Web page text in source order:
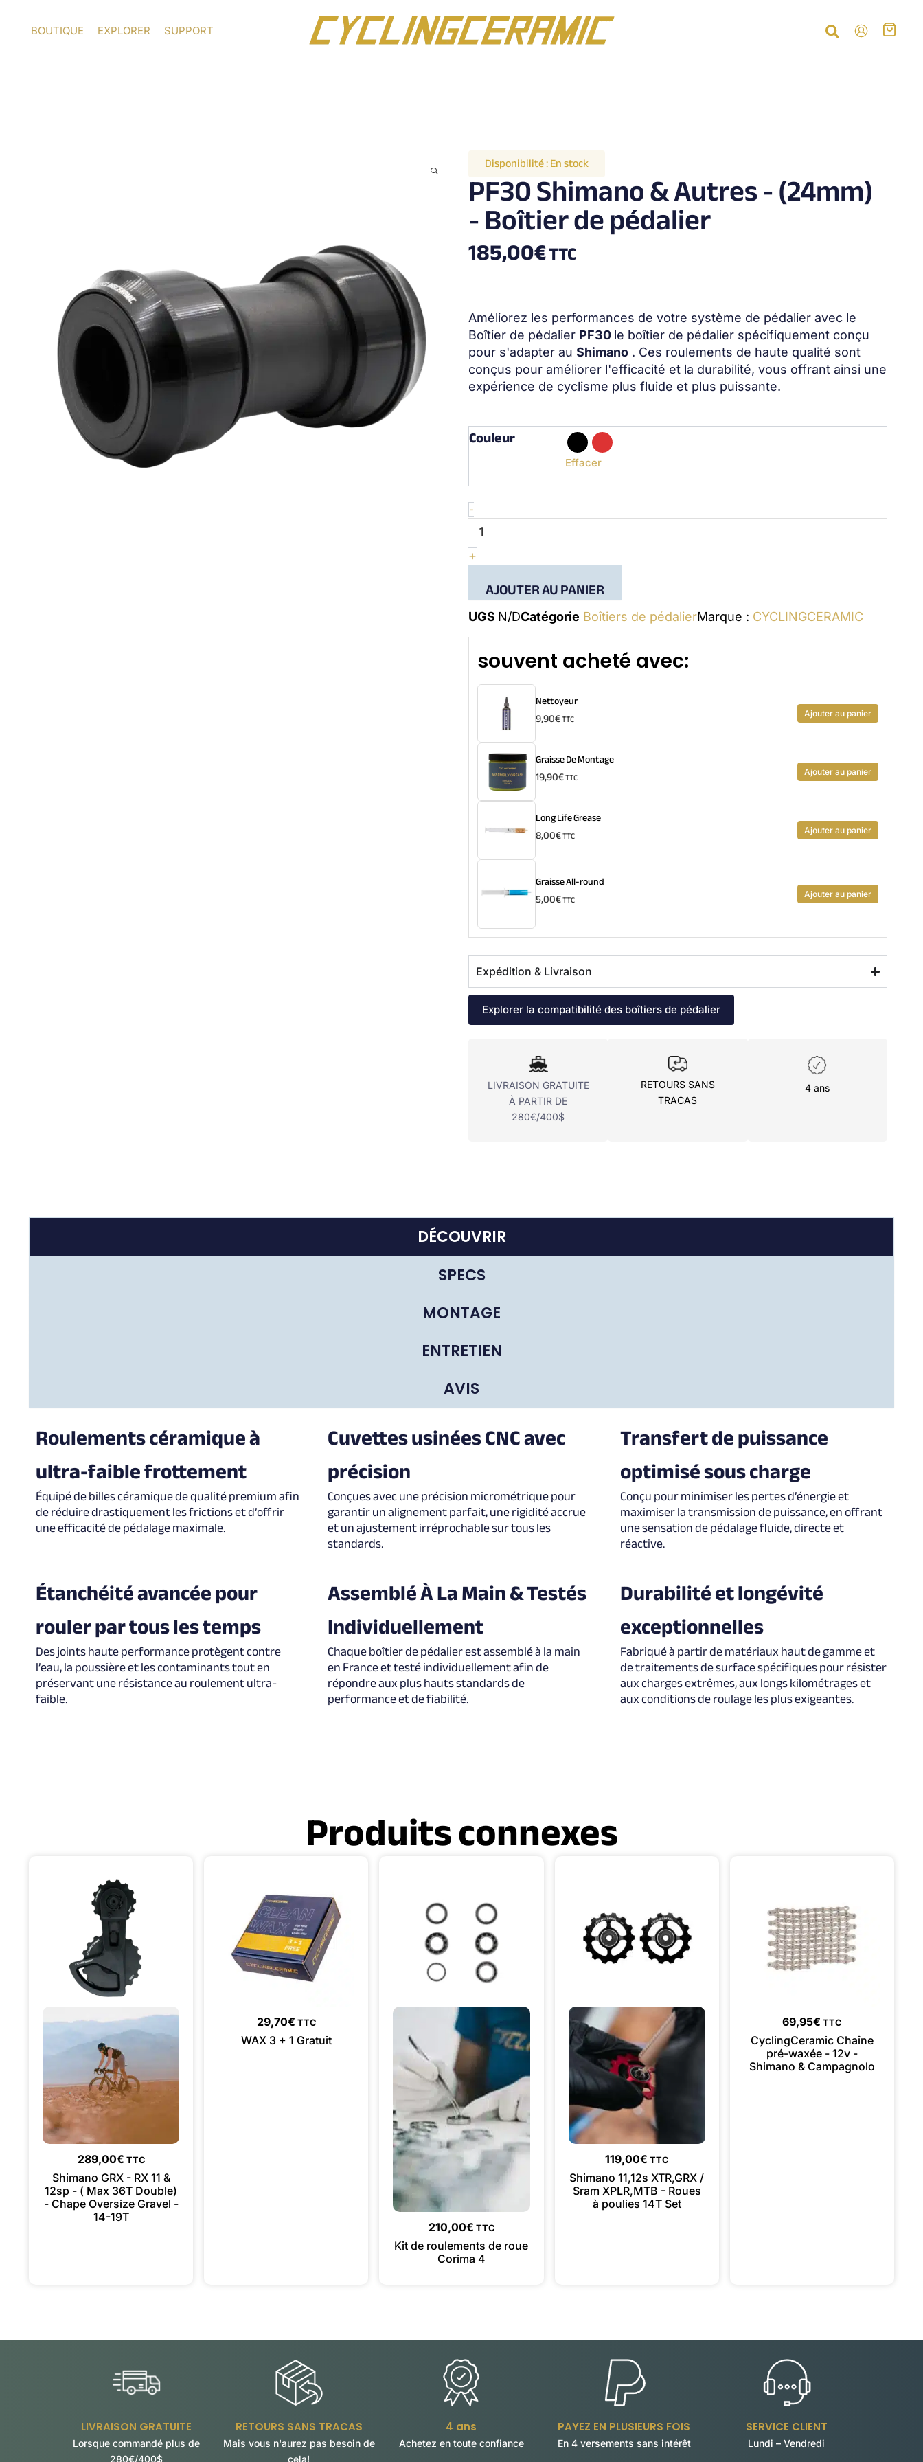
BOUTIQUE EXPLORER SUPPORT
Disponibilité :En stock
PF30 Shimano & Autres - (24mm)
- Boîtier de pédalier
185,00€TTC
Améliorez les performances de votre système de pédalier avec le
Boîtier de pédalier PF30 le boîtier de pédalier spécifiquement conçu
pour s'adapter au Shimano . Ces roulements de haute qualité sont
conçus pour améliorer l'efficacité et la durabilité, vous offrant ainsi une
expérience de cyclisme plus fluide et plus puissante.
Couleur
Effacer
-
quantité
de
Shimano
Others
-
(24mm)
-
Bottom
Bracket
+
AJOUTER AU PANIER
UGS N/DCatégorie Boîtiers de pédalierMarque : CYCLINGCERAMIC
souvent acheté avec:
Nettoyeur
9,90€TTC Ajouter au panier
Graisse De Montage
19,90€TTC Ajouter au panier
Long Life Grease
8,00€TTC Ajouter au panier
Graisse All-round
5,00€TTC Ajouter au panier
Expédition & Livraison
Explorer la compatibilité des boîtiers de pédalier
LIVRAISON GRATUITE
À PARTIR DE
280€/400$
RETOURS SANS
TRACAS
4 ans
DÉCOUVRIR
SPECS
MONTAGE
ENTRETIEN
AVIS
Roulements céramique à
ultra-faible frottement
Équipé de billes céramique de qualité premium afin
de réduire drastiquement les frictions et d’offrir
une efficacité de pédalage maximale.
Cuvettes usinées CNC avec
précision
Conçues avec une précision micrométrique pour
garantir un alignement parfait, une rigidité accrue
et un ajustement irréprochable sur tous les
standards.
Transfert de puissance
optimisé sous charge
Conçu pour minimiser les pertes d’énergie et
maximiser la transmission de puissance, en offrant
une sensation de pédalage fluide, directe et
réactive.
Étanchéité avancée pour
rouler par tous les temps
Des joints haute performance protègent contre
l’eau, la poussière et les contaminants tout en
préservant une résistance au roulement ultra-
faible.
Assemblé À La Main & Testés
Individuellement
Chaque boîtier de pédalier est assemblé à la main
en France et testé individuellement afin de
répondre aux plus hauts standards de
performance et de fiabilité.
Durabilité et longévité
exceptionnelles
Fabriqué à partir de matériaux haut de gamme et
de traitements de surface spécifiques pour résister
aux charges extrêmes, aux longs kilométrages et
aux conditions de roulage les plus exigeantes.
Produits connexes
289,00€ TTC
Shimano GRX - RX 11 &
12sp - ( Max 36T Double)
- Chape Oversize Gravel -
14-19T
29,70€ TTC
WAX 3 + 1 Gratuit
210,00€ TTC
Kit de roulements de roue
Corima 4
119,00€ TTC
Shimano 11,12s XTR,GRX /
Sram XPLR,MTB - Roues
à poulies 14T Set
69,95€ TTC
CyclingCeramic Chaîne
pré-waxée - 12v -
Shimano & Campagnolo
LIVRAISON GRATUITE
Lorsque commandé plus de
280€/400$
RETOURS SANS TRACAS
Mais vous n'aurez pas besoin de
cela!
4 ans
Achetez en toute confiance
PAYEZ EN PLUSIEURS FOIS
En 4 versements sans intérêt
SERVICE CLIENT
Lundi – Vendredi